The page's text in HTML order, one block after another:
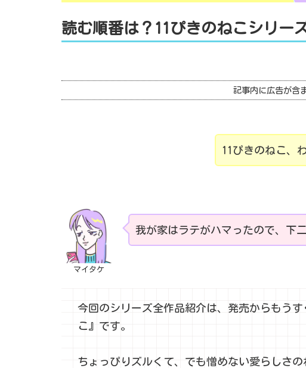
読む順番は？11ぴきのねこシリー
記事内に広告が含
11ぴきのねこ、
マイタケ
我が家はラテがハマったので、下
今回のシリーズ全作品紹介は、発売からもう
こ』です。
ちょっぴりズルくて、でも憎めない愛らしさ